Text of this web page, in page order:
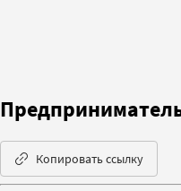
Копировать ссылку